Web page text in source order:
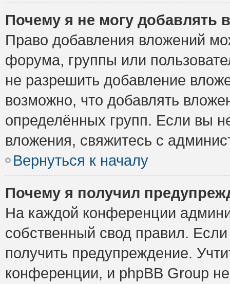
Почему я не могу добавлять
Право добавления вложений
форума, группы или
не разрешить добавление
возможно, что добавлять
определённых групп. Если вы
вложения, свяжитесь с
Вернуться к началу
Почему я получил
На каждой конференции
собственный свод правил.
получить предупреждение.
конференции, и phpBB Group